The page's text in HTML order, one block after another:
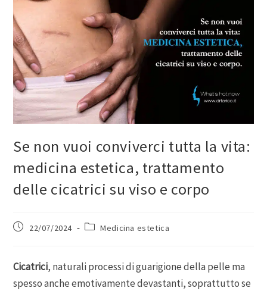
Se non vuoi conviverci tutta la vita:
medicina estetica, trattamento
delle cicatrici su viso e corpo
22/07/2024 Medicina estetica
Cicatrici, naturali processi di guarigione della pelle ma
spesso anche emotivamente devastanti, soprattutto se